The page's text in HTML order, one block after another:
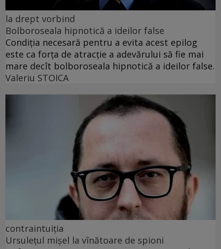
la drept vorbind
Bolboroseala hipnotică a ideilor false
Condiția necesară pentru a evita acest epilog
este ca forța de atracție a adevărului să fie mai
mare decît bolboroseala hipnotică a ideilor false.
Valeriu STOICA
contraintuiția
Ursulețul mișel la vînătoare de spioni